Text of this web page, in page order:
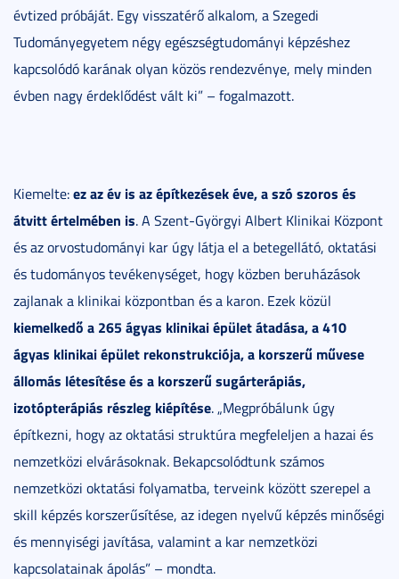
évtized próbáját. Egy visszatérő alkalom, a Szegedi
Tudományegyetem négy egészségtudományi képzéshez
kapcsolódó karának olyan közös rendezvénye, mely minden
évben nagy érdeklődést vált ki” – fogalmazott.
Kiemelte:ez az év is az építkezések éve, a szó szoros és
átvitt értelmében is. A Szent-Györgyi Albert Klinikai Központ
és az orvostudományi kar úgy látja el a betegellátó, oktatási
és tudományos tevékenységet, hogy közben beruházások
zajlanak a klinikai központban és a karon. Ezek közül
kiemelkedő a 265 ágyas klinikai épület átadása, a 410
ágyas klinikai épület rekonstrukciója, a korszerű művese
állomás létesítése és a korszerű sugárterápiás,
izotópterápiás részleg kiépítése. „Megpróbálunk úgy
építkezni, hogy az oktatási struktúra megfeleljen a hazai és
nemzetközi elvárásoknak. Bekapcsolódtunk számos
nemzetközi oktatási folyamatba, terveink között szerepel a
skill képzés korszerűsítése, az idegen nyelvű képzés minőségi
és mennyiségi javítása, valamint a kar nemzetközi
kapcsolatainak ápolás” – mondta.